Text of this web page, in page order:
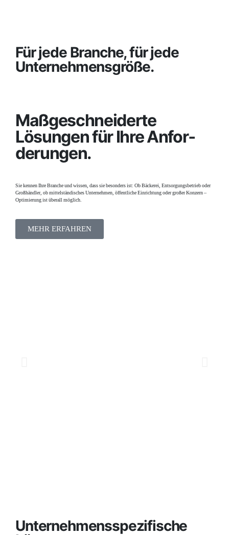
Für jede Branche, für jede
Unternehmens­größe.
Maßge­­schneiderte
Lösungen für Ihre Anfor­
derungen.
Sie kennen Ihre Branche und wissen, dass sie besonders ist: Ob Bäckerei, Entsorgungsbetrieb oder
Großhändler, ob mittelständisches Unternehmen, öffentliche Einrichtung oder großer Konzern –
Optimierung ist überall möglich.
MEHR ERFAHREN
Unternehmensspezifische